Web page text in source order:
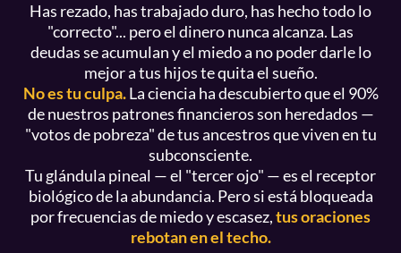
Has rezado, has trabajado duro, has hecho todo lo
"correcto"... pero el dinero nunca alcanza. Las
deudas se acumulan y el miedo a no poder darle lo
mejor a tus hijos te quita el sueño.
No es tu culpa. La ciencia ha descubierto que el 90%
de nuestros patrones financieros son heredados —
"votos de pobreza" de tus ancestros que viven en tu
subconsciente.
Tu glándula pineal — el "tercer ojo" — es el receptor
biológico de la abundancia. Pero si está bloqueada
por frecuencias de miedo y escasez,tus oraciones
rebotan en el techo.